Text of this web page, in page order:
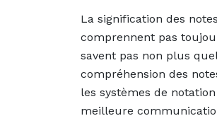
La signification des
comprennent pas
savent pas non plus
compréhension des
les systèmes de
meilleure